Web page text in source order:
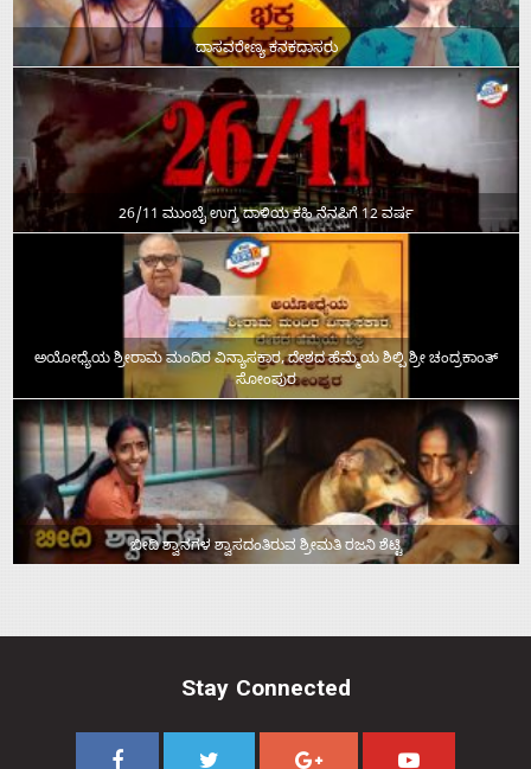
ದಾಸವರೇಣ್ಯ ಕನಕದಾಸರು
26/11 ಮುಂಬೈ ಉಗ್ರ ದಾಳಿಯ ಕಹಿ ನೆನಪಿಗೆ 12 ವರ್ಷ
ಅಯೋಧ್ಯೆಯ ಶ್ರೀರಾಮ ಮಂದಿರ ವಿನ್ಯಾಸಕಾರ, ದೇಶದ ಹೆಮ್ಮೆಯ ಶಿಲ್ಪಿ ಶ್ರೀ ಚಂದ್ರಕಾಂತ್‌
ಸೋಂಪುರ
ಬೀದಿ ಶ್ವಾನಗಳ ಶ್ವಾಸದಂತಿರುವ ಶ್ರೀಮತಿ ರಜನಿ ಶೆಟ್ಟಿ
Stay Connected